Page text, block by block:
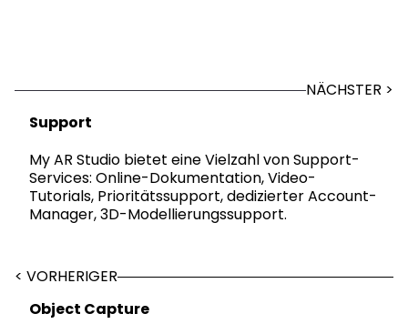
NÄCHSTER >
Support
My AR Studio bietet eine Vielzahl von Support-
Services: Online-Dokumentation, Video-
Tutorials, Prioritätssupport, dedizierter Account-
Manager, 3D-Modellierungssupport.
< VORHERIGER
Object Capture